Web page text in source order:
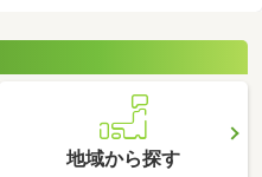
地域から探す